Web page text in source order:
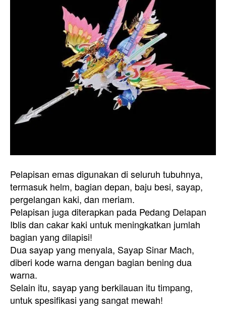
Pelapisan emas digunakan di seluruh tubuhnya,
termasuk helm, bagian depan, baju besi, sayap,
pergelangan kaki, dan meriam.
Pelapisan juga diterapkan pada Pedang Delapan
Iblis dan cakar kaki untuk meningkatkan jumlah
bagian yang dilapisi!
Dua sayap yang menyala, Sayap Sinar Mach,
diberi kode warna dengan bagian bening dua
warna.
Selain itu, sayap yang berkilauan itu timpang,
untuk spesifikasi yang sangat mewah!